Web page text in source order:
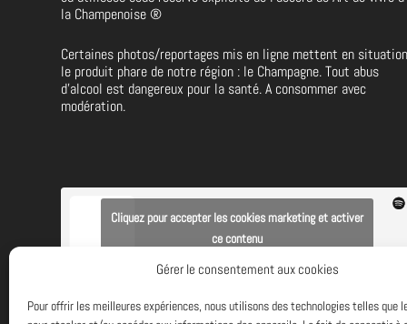
Gérer le consentement aux cookies
Pour offrir les meilleures expériences, nous utilisons des technologies telles que
la Champenoise®
Certaines photos/reportages mis en ligne mettent en
le produit phare de notre région : le Champagne. Tout abus
d’alcool est dangereux pour la santé. A consommer avec
modération.
Cliquez pour accepter les cookies marketing et activer
ce contenu
ECOUTEZ de la bonne musique avecART DE VIVRE A LA
CHAMPENOISE
SPOTIFY